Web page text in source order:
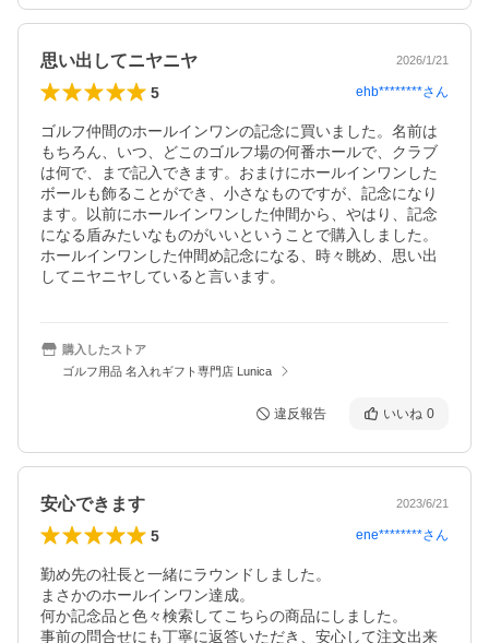
思い出してニヤニヤ 2026/1/21
5 ehb********さん
ゴルフ仲間のホールインワンの記念に買いました。名前は
もちろん、いつ、どこのゴルフ場の何番ホールで、クラブ
は何で、まで記入できます。おまけにホールインワンした
ボールも飾ることができ、小さなものですが、記念になり
ます。以前にホールインワンした仲間から、やはり、記念
になる盾みたいなものがいいということで購入しました。
ホールインワンした仲間め記念になる、時々眺め、思い出
してニヤニヤしていると言います。
購入したストア
ゴルフ用品 名入れギフト専門店 Lunica
違反報告 いいね 0
安心できます 2023/6/21
5 ene********さん
勤め先の社長と一緒にラウンドしました。
まさかのホールインワン達成。
何か記念品と色々検索してこちらの商品にしました。
事前の問合せにも丁寧に返答いただき、安心して注文出来